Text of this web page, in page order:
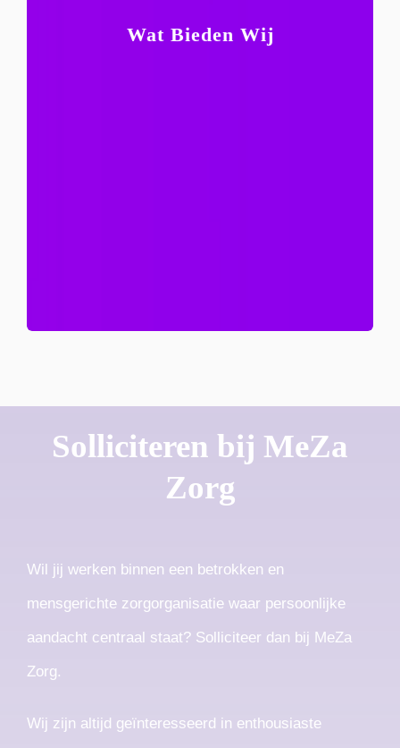
Wat Bieden Wij
Solliciteren bij MeZa
Zorg
Wil jij werken binnen een betrokken en
mensgerichte zorgorganisatie waar persoonlijke
aandacht centraal staat? Solliciteer dan bij MeZa
Zorg.
Wij zijn altijd geïnteresseerd in enthousiaste